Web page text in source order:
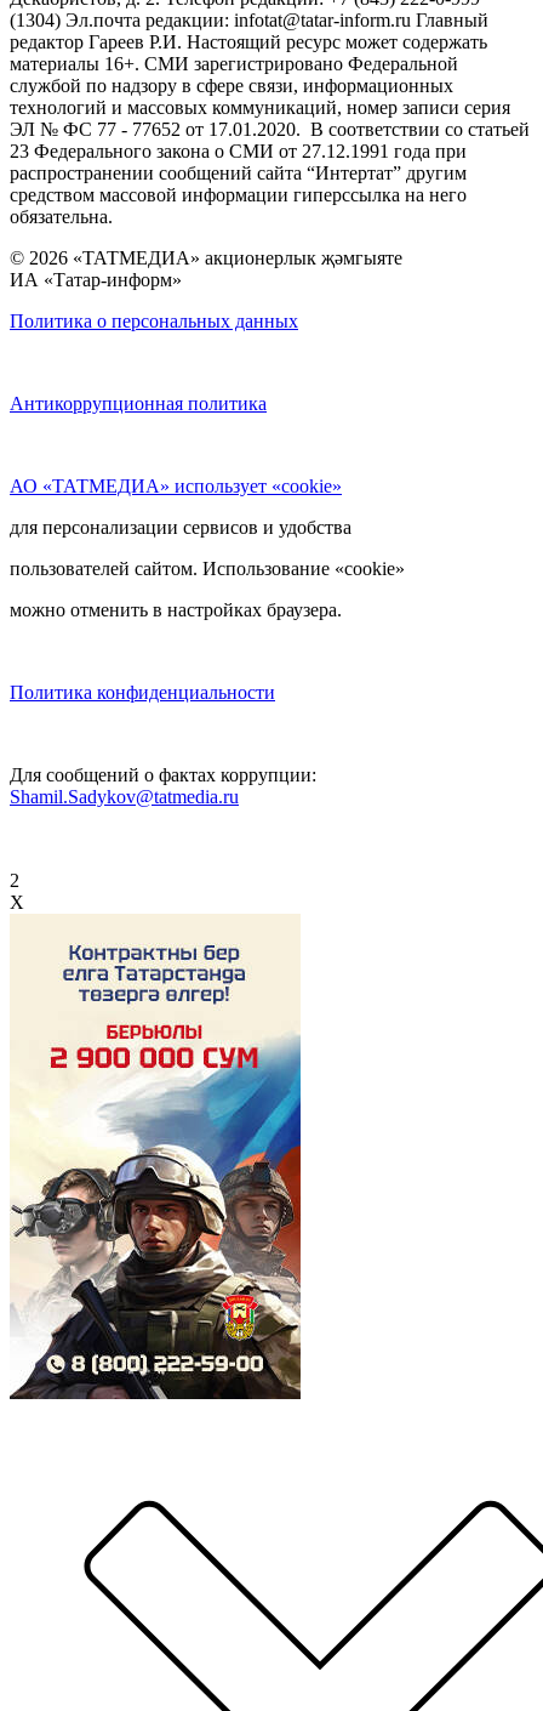
(1304) Эл.почта редакции: infotat@tatar-inform.ru Главный
редактор Гареев Р.И. Настоящий ресурс может содержать
материалы 16+. СМИ зарегистрировано Федеральной
службой по надзору в сфере связи, информационных
технологий и массовых коммуникаций, номер записи серия
ЭЛ № ФС 77 - 77652 от 17.01.2020. В соответствии со статьей
23 Федерального закона о СМИ от 27.12.1991 года при
распространении сообщений сайта “Интертат” другим
средством массовой информации гиперссылка на него
обязательна.
© 2026 «ТАТМЕДИА» акционерлык җәмгыяте
ИА «Татар-информ»
Политика о персональных данных
Антикоррупционная политика
АО «ТАТМЕДИА» использует «cookie»
для персонализации сервисов и удобства
пользователей сайтом. Использование «cookie»
можно отменить в настройках браузера.
Политика конфиденциальности
Для сообщений о фактах коррупции:
Shamil.Sadykov@tatmedia.ru
2
X